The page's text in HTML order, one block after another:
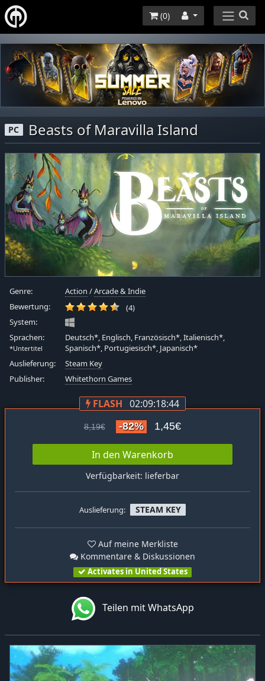
(0)
PC Beasts of Maravilla Island
Genre: Action /Arcade & Indie
Bewertung:
(4)
System:
Sprachen:
*Untertitel
Deutsch*, Englisch, Französisch*, Italienisch*,
Spanisch*, Portugiesisch*, Japanisch*
Auslieferung:
Steam Key
Publisher:
Whitethorn Games
FLASH 02:09:18:44
8,19€ -82% 1,45€
In den Warenkorb
Verfügbarkeit: lieferbar
Auslieferung: STEAM KEY
Auf meine Merkliste
Kommentare & Diskussionen
Activates in United States
Teilen mit WhatsApp